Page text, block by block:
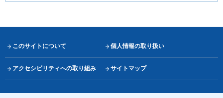
このサイトについて 個人情報の取り扱い
アクセシビリティへの取り組み サイトマップ